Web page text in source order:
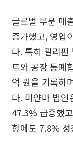
글로벌 부문 매
증가했고, 영업
다. 특히 필리핀
트와 공장 통폐
억 원을 기록하
다. 미얀마 법
47.3% 급증했
향에도 7.8%